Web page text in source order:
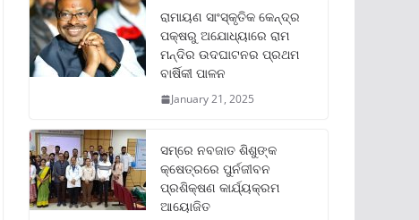
ରାମାୟଣ ସାଂସ୍କୃତିକ କେନ୍ଦ୍ର
ପକ୍ଷରୁ ଅଯୋଧ୍ୟାରେ ରାମ
ମନ୍ଦିର ଉଦଘାଟନର ପ୍ରଥମ
ବାର୍ଷିକୀ ପାଳନ
January 21, 2025
ସମ୍‌ରେ ନବଜାତ ଶିଶୁଙ୍କ
କ୍ଷେତ୍ରରେ ପୁର୍ନଜୀବନ
ପ୍ରଶିକ୍ଷଣ କାର୍ଯ୍ୟକ୍ରମ
ଆୟୋଜିତ